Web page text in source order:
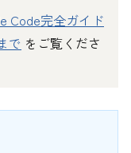
Code完全ガイド
で をご覧くださ